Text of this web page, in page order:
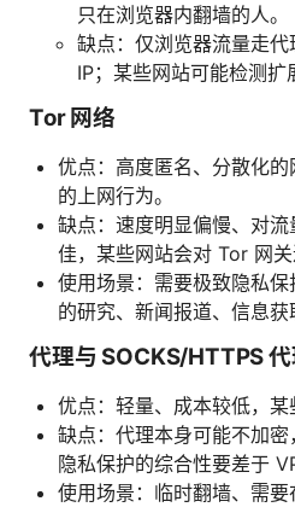
只在浏览器内翻墙的人。
缺点：仅浏览器流量走
IP；某些网站可能检测扩
Tor 网络
优点：高度匿名、分散化
的上网行为。
缺点：速度明显偏慢、对
佳，某些网站会对 Tor 网关
使用场景：需要极致隐私
的研究、新闻报道、信息获
代理与 SOCKS/HTTPS
优点：轻量、成本较低，某
缺点：代理本身可能不加
隐私保护的综合性要差于
使用场景：临时翻墙、需